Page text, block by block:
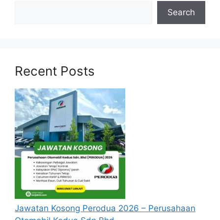
Manufacturing Engineer 3
Dir, Manufacturing Engineering
Expeditor 2
Mgr, Manufacturing Integrator
Warehouse Solution Designer
Logistics Analyst 2
Sr. Mgr, Environment Health & Safety
Technical Instructor 1
Director Operations
Global Planning System & Standard 4
Quality Engineer 4
Search
Recent Posts
Jawatan Kosong Perodua 2026 – Perusahaan